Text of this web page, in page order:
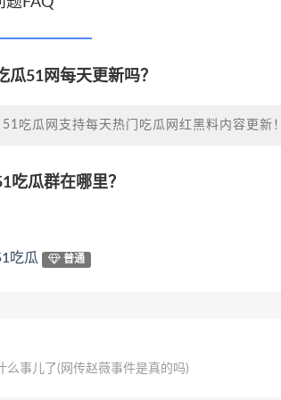
瓜51网每天更新吗？
51吃瓜网支持每天热门吃瓜网红黑料内容更新！
吃瓜群在哪里？
吃瓜 普通
么事儿了(网传赵薇事件是真的吗)